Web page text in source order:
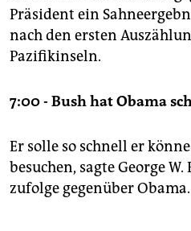
Präsident ein
nach den ersten
Pazifikinseln.
7:00 - Bush hat Obama
Er solle so schnell er
besuchen, sagte George
zufolge gegenüber Obama.